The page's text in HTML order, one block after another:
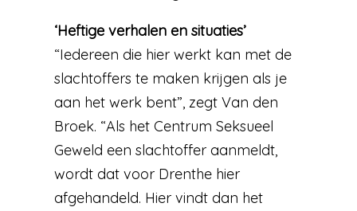
‘Heftige verhalen en situaties’
“Iedereen die hier werkt kan met de
slachtoffers te maken krijgen als je
aan het werk bent”, zegt Van den
Broek. “Als het Centrum Seksueel
Geweld een slachtoffer aanmeldt,
wordt dat voor Drenthe hier
afgehandeld. Hier vindt dan het